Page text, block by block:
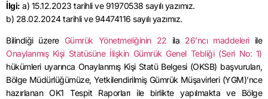
İlgi: a) 15.12.2023 tarihli ve 91970538 sayılı yazımız.
b) 28.02.2024 tarihli ve 94474116 sayılı yazımız.
Bilindiği üzere Gümrük Yönetmeliğinin 22 ila 26’ncı maddeleriile
Onaylanmış Kişi Statüsüne İlişkin Gümrük Genel Tebliği (Seri No: 1)
hükümleri uyarınca Onaylanmış Kişi Statü Belgesi (OKSB) başvuruları,
Bölge Müdürlüğümüze, Yetkilendirilmiş Gümrük Müşavirleri (YGM)’nce
hazırlanan OK1 Tespit Raporları ile birlikte yapılmakta ve Bölge